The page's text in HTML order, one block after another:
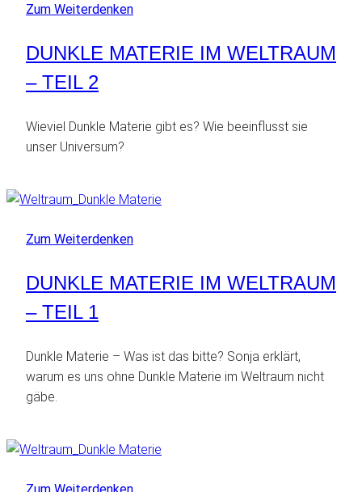
Zum Weiterdenken
DUNKLE MATERIE IM WELTRAUM
– TEIL 2
Wieviel Dunkle Materie gibt es? Wie beeinflusst sie
unser Universum?
Zum Weiterdenken
DUNKLE MATERIE IM WELTRAUM
– TEIL 1
Dunkle Materie – Was ist das bitte? Sonja erklärt,
warum es uns ohne Dunkle Materie im Weltraum nicht
gäbe.
Zum Weiterdenken